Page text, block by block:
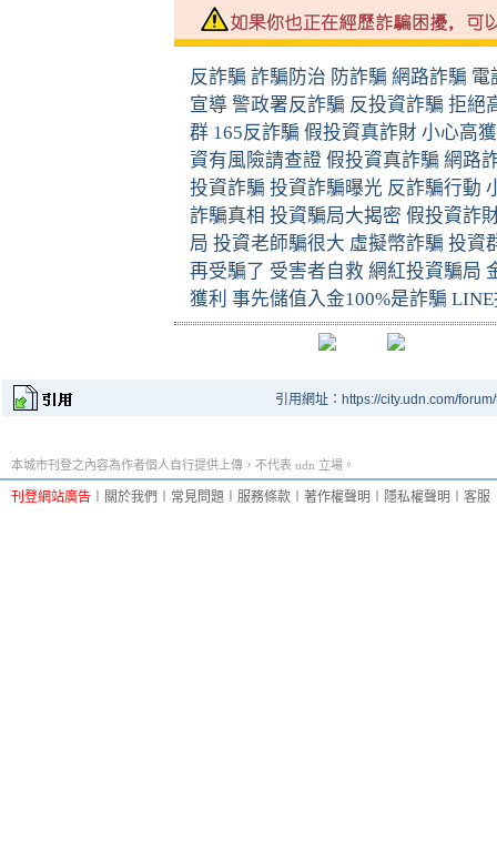
反詐騙 詐騙防治 防詐騙 網路詐騙 電
宣導 警政署反詐騙 反投資詐騙 拒絕
群 165反詐騙 假投資真詐財 小心高
資有風險請查證 假投資真詐騙 網路
投資詐騙 投資詐騙曝光 反詐騙行動
詐騙真相 投資騙局大揭密 假投資詐
局 投資老師騙很大 虛擬幣詐騙 投資
再受騙了 受害者自救 網紅投資騙局
獲利 事先儲值入金100%是詐騙 LINE
引用網址：https://city.udn.com/
本城市刊登之內容為作者個人自行提供上傳，不代表 udn 立場。
刊登網站廣告 關於我們 常見問題 服務條款 著作權聲明 隱私權聲明 客服